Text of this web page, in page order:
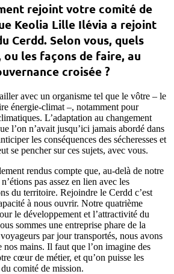
rejoint votre comité de
Keolia Lille Ilévia a rejoint
Cerdd. Selon vous, quels
les façons de faire, au
croisée ?
avec un organisme tel que le vôtre – le
énergie-climat –, notamment pour
L’adaptation au changement
l’on n’avait jusqu’ici jamais abordé dans
les conséquences des sécheresses et
se pencher sur ces sujets, avec vous.
rendus compte que, au-delà de notre
pas assez en lien avec les
du territoire. Rejoindre le Cerdd c’est
à nous ouvrir. Notre quatrième
le développement et l’attractivité du
sommes une entreprise phare de la
par jour transportés, nous avons
mains. Il faut que l’on imagine des
cœur de métier, et qu’on puisse les
comité de mission.